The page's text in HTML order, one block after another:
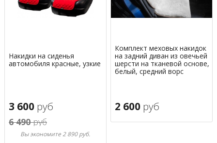
Накидки на сиденья
автомобиля красные, узкие
3 600 руб
6 490руб
Вы экономите 2 890 руб.
Комплект меховых накидок
на задний диван из овечьей
шерсти на тканевой основе,
белый, средний ворс
2 600 руб